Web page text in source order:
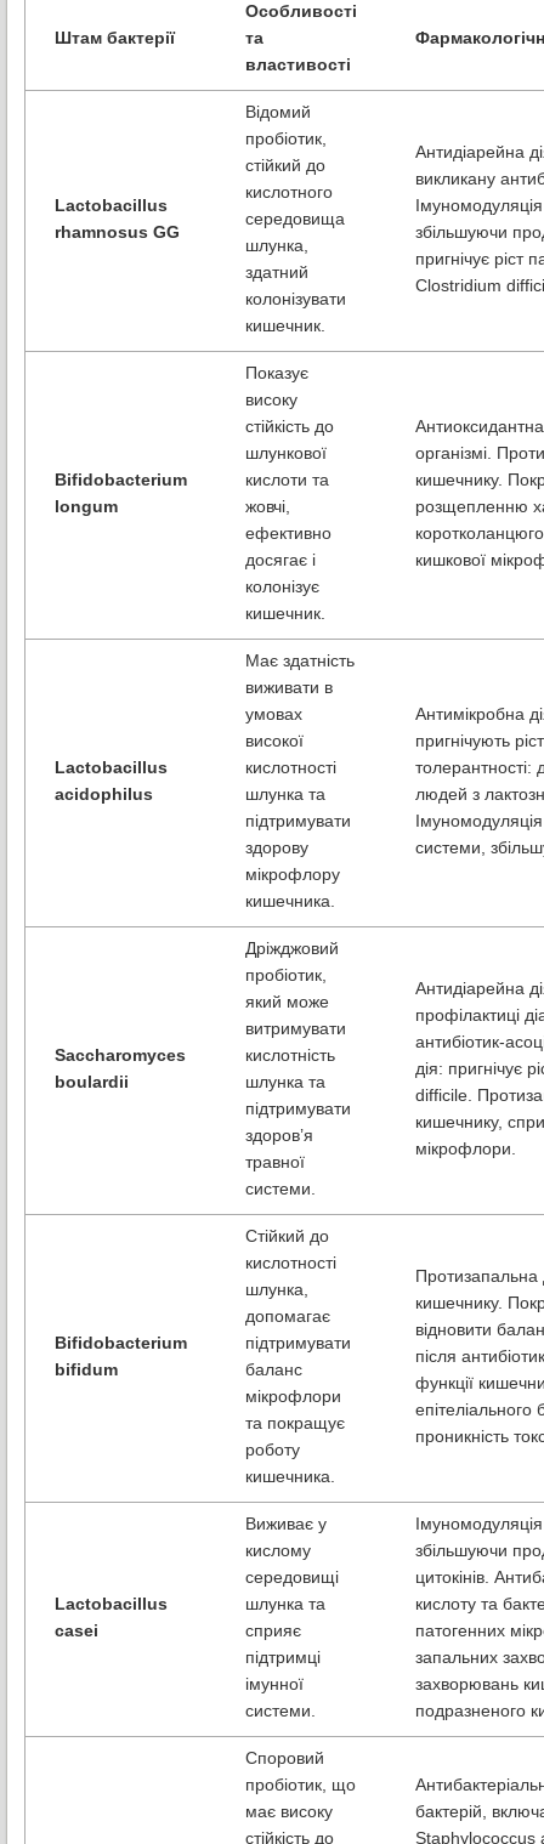
Штам бактерії
Особливості
та
властивості
Lactobacillus
rhamnosus GG
Відомий
пробіотик,
стійкий до
кислотного
середовища
шлунка,
здатний
колонізувати
кишечник.
Антидіарейна
викликану
збільшуючи
пригнічує ріст
Clostridium
Bifidobacterium
longum
Показує
високу
стійкість до
шлункової
кислоти та
жовчі,
ефективно
досягає і
колонізує
кишечник.
організмі.
кишечнику.
розщепленню
кишкової
Lactobacillus
acidophilus
Має здатність
виживати в
умовах
високої
кислотності
шлунка та
підтримувати
здорову
мікрофлору
кишечника.
Антимікробна
пригнічують
людей з
системи,
Saccharomyces
boulardii
Дріжджовий
пробіотик,
який може
витримувати
кислотність
шлунка та
підтримувати
здоров’я
травної
системи.
Антидіарейна
профілактиці
антибіотик-
дія: пригнічує
difficile.
кишечнику,
мікрофлори.
Bifidobacterium
bifidum
Стійкий до
кислотності
шлунка,
допомагає
підтримувати
баланс
мікрофлори
та покращує
роботу
кишечника.
Протизапальна
кишечнику.
відновити
після
функції
проникність
Lactobacillus
casei
Виживає у
кислому
середовищі
шлунка та
сприяє
підтримці
імунної
системи.
збільшуючи
цитокінів.
кислоту та
патогенних
запальних
захворювань
подразненого
Споровий
пробіотик, що
має високу
стійкість до
бактерій,
Staphylococcus